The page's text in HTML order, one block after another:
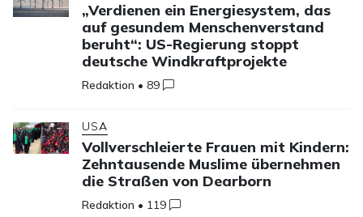
„Verdienen ein Energiesystem, das
auf gesundem Menschenverstand
beruht“: US-Regierung stoppt
deutsche Windkraftprojekte
Redaktion • 89
USA
Vollverschleierte Frauen mit Kindern:
Zehntausende Muslime übernehmen
die Straßen von Dearborn
Redaktion • 119